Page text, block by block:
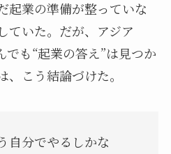
起業の準備が整っていな
ていた。だが、アジア
も“起業の答え”は見つか
、こう結論づけた。
自分でやるしかな